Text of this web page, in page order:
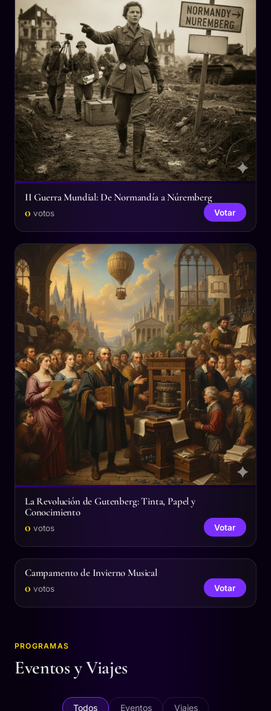
II Guerra Mundial: De Normandía a Núremberg
0 votos Votar
La Revolución de Gutenberg: Tinta, Papel y
Conocimiento
0 votos Votar
Campamento de Invierno Musical
0 votos Votar
PROGRAMAS
Eventos y Viajes
Todos Eventos Viajes